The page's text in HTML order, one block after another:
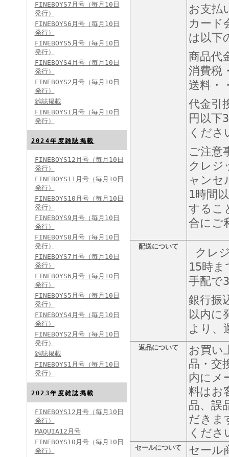
FINEBOYS2024年6月号
FINEBOYS2024年5月号
FINEBOYS2024年4月号
FINEBOYS2024年2月号
FINEBOYS7月号（毎月10日
発行）
FINEBOYS6月号（毎月10日
発行）
FINEBOYS5月号（毎月10日
発行）
FINEBOYS4月号（毎月10日
発行）
FINEBOYS2月号（毎月10日
発行）
雑誌掲載
FINEBOYS1月号（毎月10日
発行）
2024年度雑誌掲載
FINEBOYS12月号（毎月10日
発行）
FINEBOYS11月号（毎月10日
発行）
FINEBOYS10月号（毎月10日
発行）
FINEBOYS9月号（毎月10日
発行）
FINEBOYS8月号（毎月10日
発行）
FINEBOYS7月号（毎月10日
発行）
FINEBOYS6月号（毎月10日
発行）
FINEBOYS5月号（毎月10日
発行）
FINEBOYS4月号（毎月10日
発行）
FINEBOYS2月号（毎月10日
発行）
雑誌掲載
FINEBOYS1月号（毎月10日
発行）
2023年度雑誌掲載
FINEBOYS12月号（毎月10日
発行）
MAQUIA12月号
FINEBOYS10月号（毎月10日
発行）
お支払
カード
は以下
商品代
消費税
送料・
代金引
円以下
くださ
ご注意
クレジ
ャンセ
1時間
するこ
合にご
配送について
クレ
15時ま
手配で
銀行振
以内に
より、
返品について
お買い
品・交
内にメ
料はお
品、誤
だきま
くださ
セールについて
セール